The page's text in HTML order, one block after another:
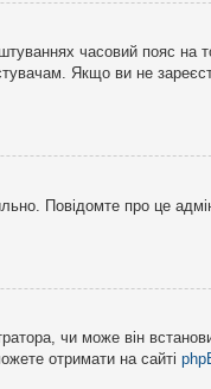
часовий пояс на
Якщо ви не
Повідомте про це
чи може він
отримати на сайті